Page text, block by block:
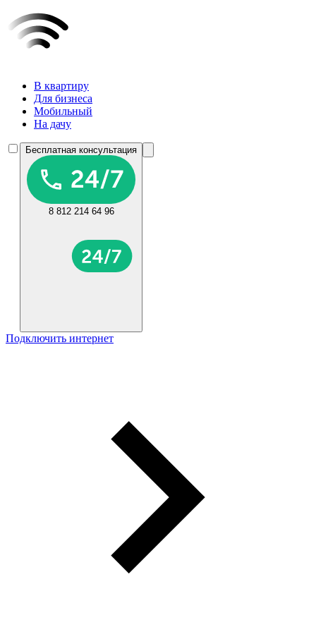
В квартиру
Для бизнеса
Мобильный
На дачу
Бесплатная консультация
8 812 214 64 96
Подключить интернет